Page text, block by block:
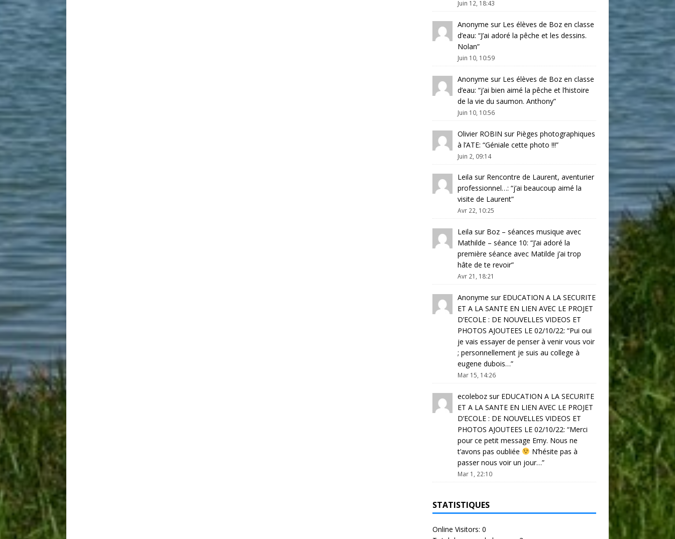
Juin 12, 18:43
Anonyme sur Les élèves de Boz en classe
d’eau: “J’ai adoré la pêche et les dessins.
Nolan”
Juin 10, 10:59
Anonyme sur Les élèves de Boz en classe
d’eau: “j’ai bien aimé la pêche et l’histoire
de la vie du saumon. Anthony”
Juin 10, 10:56
Olivier ROBIN sur Pièges photographiques
à l’ATE: “Géniale cette photo !!!”
Juin 2, 09:14
Leila sur Rencontre de Laurent, aventurier
professionnel…: “j’ai beaucoup aimé la
visite de Laurent”
Avr 22, 10:25
Leila sur Boz – séances musique avec
Mathilde – séance 10: “J’ai adoré la
première séance avec Matilde j’ai trop
hâte de te revoir”
Avr 21, 18:21
Anonyme sur EDUCATION A LA SECURITE
ET A LA SANTE EN LIEN AVEC LE PROJET
D’ECOLE : DE NOUVELLES VIDEOS ET
PHOTOS AJOUTEES LE 02/10/22: “Pui oui
je vais essayer de penser à venir vous voir
; personnellement je suis au college à
eugene dubois…”
Mar 15, 14:26
ecolebozsur EDUCATION A LA SECURITE
ET A LA SANTE EN LIEN AVEC LE PROJET
D’ECOLE : DE NOUVELLES VIDEOS ET
PHOTOS AJOUTEES LE 02/10/22: “Merci
pour ce petit message Emy. Nous ne
t’avons pas oubliée
N’hésite pas à
passer nous voir un jour…”
Mar 1, 22:10
STATISTIQUES
Online Visitors: 0